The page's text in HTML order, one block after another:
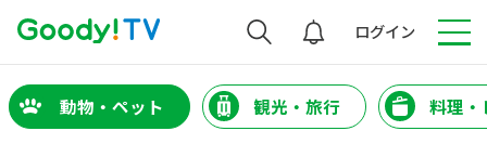
検索 ログイン
動物・ペット 観光・旅行 料理・